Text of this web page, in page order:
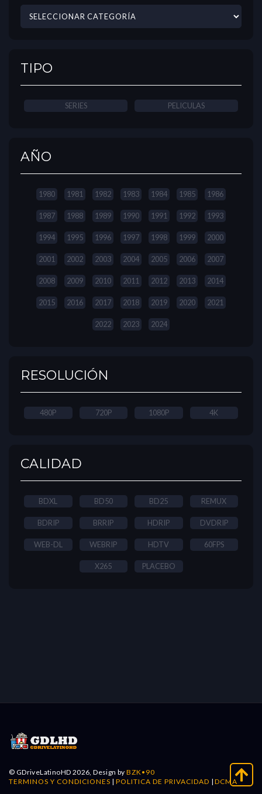
TIPO
SERIES PELICULAS
AÑO
1980 1981 1982 1983 1984 1985 1986
1987 1988 1989 1990 1991 1992 1993
1994 1995 1996 1997 1998 1999 2000
2001 2002 2003 2004 2005 2006 2007
2008 2009 2010 2011 2012 2013 2014
2015 2016 2017 2018 2019 2020 2021
2022 2023 2024
RESOLUCIÓN
480P 720P 1080P 4K
CALIDAD
BDXL BD50 BD25 REMUX
BDRIP BRRIP HDRIP DVDRIP
WEB-DL WEBRIP HDTV 60FPS
X265 PLACEBO
© GDriveLatinoHD 2026, Design byBZK•90
TERMINOS Y CONDICIONES |POLITICA DE PRIVACIDAD |DCMA